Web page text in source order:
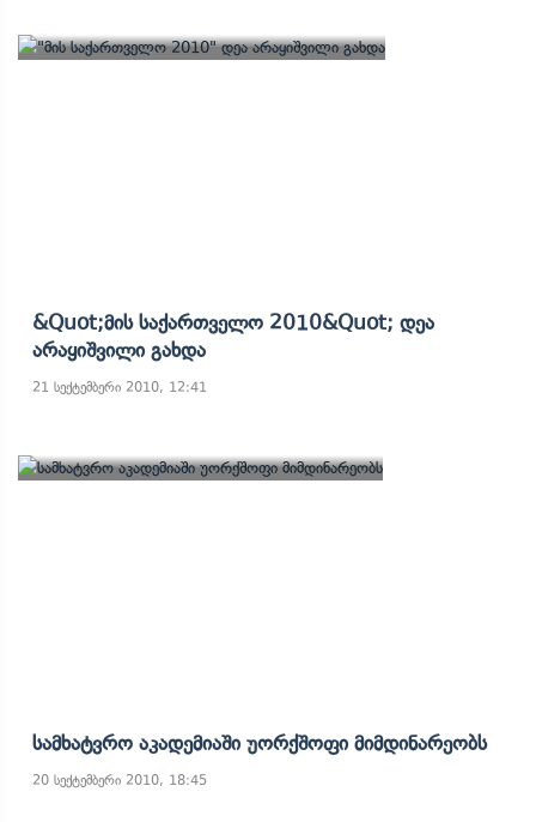
&quot;მის Საქართველო 2010&quot; Დეა
Არაყიშვილი Გახდა
21 სექტემბერი 2010, 12:41
Სამხატვრო Აკადემიაში Უორქშოფი Მიმდინარეობს
20 სექტემბერი 2010, 18:45